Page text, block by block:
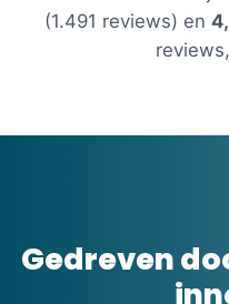
(1.491 reviews) en
Gedreven